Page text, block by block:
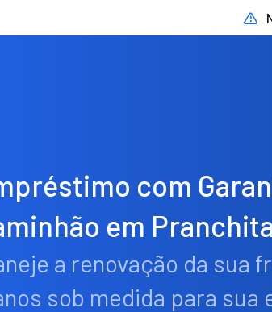
com
em
a renovação da sua
sob medida para sua